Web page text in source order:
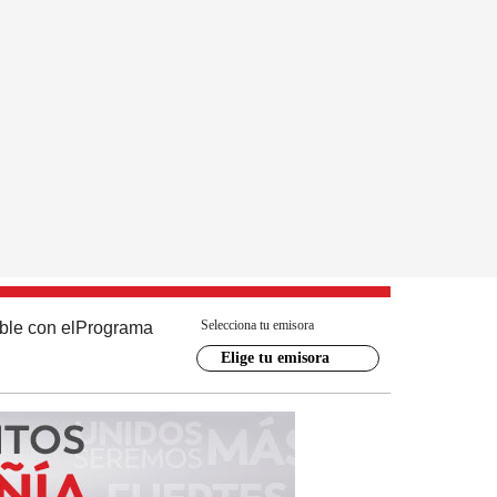
con el Programa Selecciona tu emisora
Elige tu emisora